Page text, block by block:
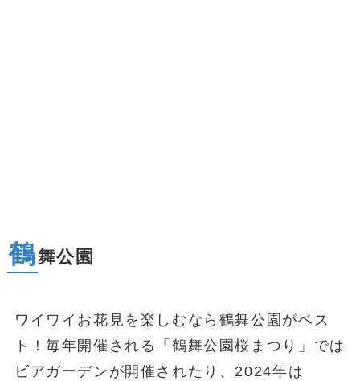
鶴舞公園
ワイワイお花見を楽しむなら鶴舞公園がベス
ト！毎年開催される「鶴舞公園桜まつり」では
ビアガーデンが開催されたり、2024年は